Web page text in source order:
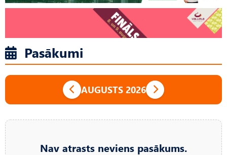
Pasākumi
AUGUSTS 2026
Nav atrasts neviens pasākums.